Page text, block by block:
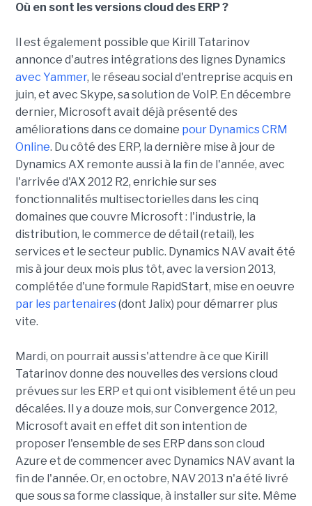
Où en sont les versions cloud des ERP ?
Il est également possible que Kirill Tatarinov
annonce d'autres intégrations des lignes Dynamics
avec Yammer, le réseau social d'entreprise acquis en
juin, et avec Skype, sa solution de VoIP. En décembre
dernier, Microsoft avait déjà présenté des
améliorations dans ce domaine pour Dynamics CRM
Online. Du côté des ERP, la dernière mise à jour de
Dynamics AX remonte aussi à la fin de l'année, avec
l'arrivée d'AX 2012 R2, enrichie sur ses
fonctionnalités multisectorielles dans les cinq
domaines que couvre Microsoft : l'industrie, la
distribution, le commerce de détail (retail), les
services et le secteur public. Dynamics NAV avait été
mis à jour deux mois plus tôt, avec la version 2013,
complétée d'une formule RapidStart, mise en oeuvre
par les partenaires(dont Jalix) pour démarrer plus
vite.
Mardi, on pourrait aussi s'attendre à ce que Kirill
Tatarinov donne des nouvelles des versions cloud
prévues sur les ERP et qui ont visiblement été un peu
décalées. Il y a douze mois, sur Convergence 2012,
Microsoft avait en effet dit son intention de
proposer l'ensemble de ses ERP dans son cloud
Azure et de commencer avec Dynamics NAV avant la
fin de l'année. Or, en octobre, NAV 2013 n'a été livré
que sous sa forme classique, à installer sur site. Même